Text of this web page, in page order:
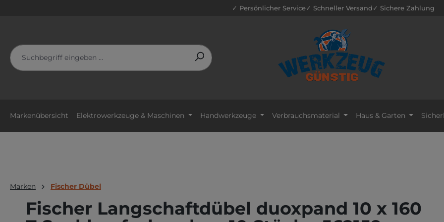
✓ Persönlicher Service✓ Schneller Versand✓ Sichere Zahlung
Markenübersicht Elektrowerkzeuge & Maschinen Handwerkzeuge Verbrauchsmaterial Haus & Garten
Marken Fischer Dübel
Fischer Langschaftdübel duoxpand 10 x 160